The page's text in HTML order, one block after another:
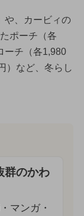
や、カービィの
ポーチ（各
ーチ（各1,980
）など、冬らし
群のかわ
マンガ・